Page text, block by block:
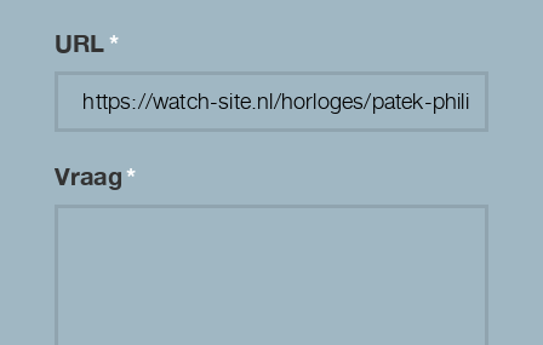
URL*
Vraag*